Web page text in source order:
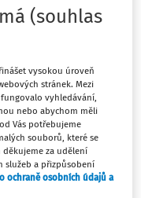
(Strategie pro
jsem společně s
hodiny práce s
A právě nadšené
vystoupit ze zóny
vzbudily zvědavost a
kladla zástupkyni
Bassyové.
od
(souhlas
vysokou úroveň
stránek. Mezi
vyhledávání,
nebo abychom měli
Vás potřebujeme
souborů, které se
děkujeme za udělení
služeb a přizpůsobení
ochraně osobních údajů a